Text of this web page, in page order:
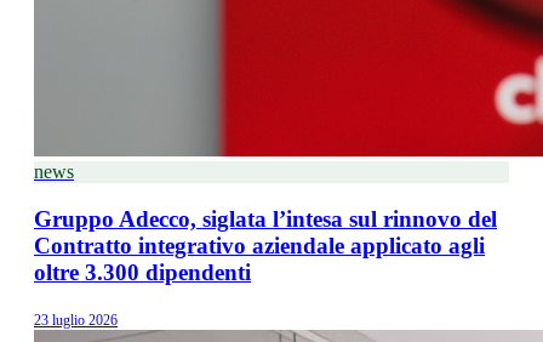
news
Gruppo Adecco, siglata l’intesa sul rinnovo del
Contratto integrativo aziendale applicato agli
oltre 3.300 dipendenti
23 luglio 2026